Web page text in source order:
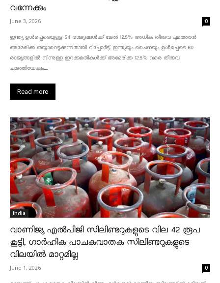
വന്നേക്കും
June 3, 2026 0
ഇന്ത്യ ഉൾപ്പെടെയുള്ള 54 രാജ്യങ്ങൾക്ക് മേൽ 12.5% അധിക തീരുവ ചുമത്താൻ
അമേരിക്ക തയ്യാറെടുക്കുന്നതായി റിപ്പോർട്ട്. ഇന്ത്യയും ചൈനയും ഉൾപ്പെടെ 60
രാജ്യങ്ങളിൽ നിന്നുള്ള ഇറക്കുമതികൾക്ക് അമേരിക്ക 12.5% ​​വരെ തീരുവ
ചുമത്തിയേക്കും....
Read more
India
വാണിജ്യ എൽപിജി സിലിണ്ടറുകളുടെ വില 42 രൂപ
കൂട്ടി, ഗാർഹിക പാചകവാതക സിലിണ്ടറുകളുടെ
വിലയിൽ മാറ്റമില്ല
June 1, 2026 0